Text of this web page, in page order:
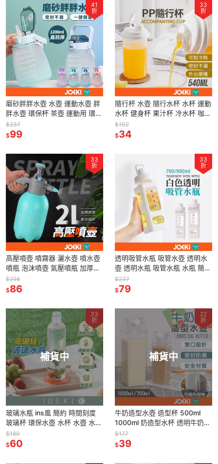
41
折
磨砂胖胖水壺 水壺 運動水壺 胖
胖水壺 環保杯 茶壺 運動用 環保
杯 環保 水壺 漸層水壺 胖胖壺
【CC0292】
$237
$99
33
折
隨行杯 水壺 隨行水杯 水杯 運動
水杯 健身杯 果汁杯 冷水杯 咖啡
杯 便攜杯 果汁杯 540ml杯子
【CC0378】
$102
$34
33
折
高壓噴壺 噴霧器 灑水壺 噴水壺
噴瓶 泡沫噴壺 氣壓噴瓶 加厚大
容量瓶 澆花壺 園藝工具 洗車工
具【JJ0529】
$258
$86
33
折
透明吸管水瓶 吸管水壺 透明水
壺 透明水瓶 吸管水瓶 水瓶 簡約
水壺 簡約水瓶 便攜水瓶 水壺 水
杯【CC0450】
$237
$79
補貨中
33
折
玻璃水瓶 ins風 簡約 時間刻度
玻璃杯 環保水壺 水杯 水壺 水瓶
隨行杯 透明水壺【CC0361】
$180
$60
補貨中
22
折
牛奶造型水壺 造型杯 500ml
1000ml 奶造型水杯 透明牛奶杯
水壺 透明水壺 造型水壺
【CC0313】
$177
$39